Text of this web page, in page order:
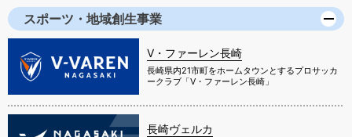
スポーツ・地域創生事業
V・ファーレン長崎
長崎県内21市町をホームタウンとするプロサッカ
ークラブ「V・ファーレン長崎」
長崎ヴェルカ